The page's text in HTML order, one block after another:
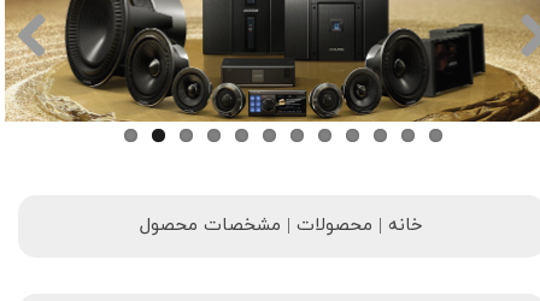
خانه | محصولات | مشخصات محصول